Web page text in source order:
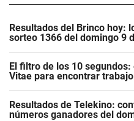
Resultados del Brinco hoy:
sorteo 1366 del domingo 9
El filtro de los 10
Vitae para encontrar trabajo
Resultados de Telekino:
números ganadores del